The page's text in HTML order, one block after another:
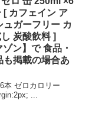
[ カフェイン ア
ュガーフリー カ
炭酸飲料 ]
ン】で 食品・
も掲載の場合あ
本 ゼロカロリー
...